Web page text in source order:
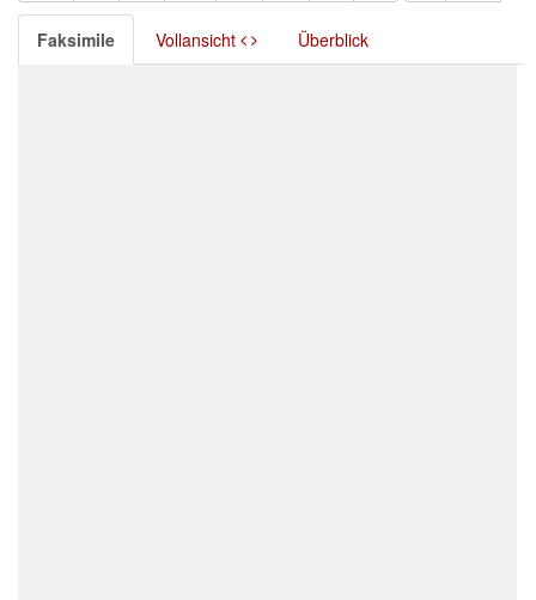
Faksimile Vollansicht Überblick